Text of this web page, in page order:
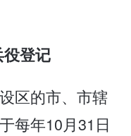
登记
区的市、市辖
每年10月31日